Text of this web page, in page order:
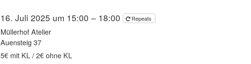
16. Juli 2025 um 15:00 – 18:00 Repeats
Müllerhof Atelier
Auensteig 37
5€ mit KL / 2€ ohne KL